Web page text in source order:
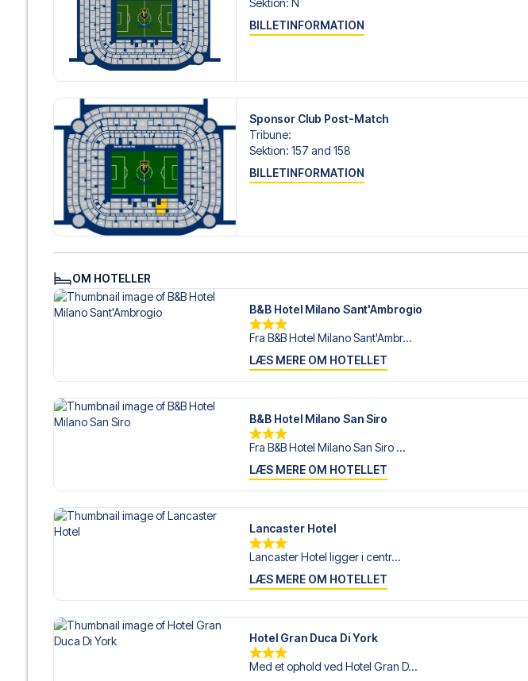
Sektion: N
BILLETINFORMATION
Sponsor Club Post-Match
Tribune:
Sektion: 157 and 158
BILLETINFORMATION
OM HOTELLER
B&B Hotel Milano Sant'Ambrogio
Fra B&B Hotel Milano Sant'Ambr...
LÆS MERE OM HOTELLET
B&B Hotel Milano San Siro
Fra B&B Hotel Milano San Siro ...
LÆS MERE OM HOTELLET
Lancaster Hotel
Lancaster Hotel ligger i centr...
LÆS MERE OM HOTELLET
Hotel Gran Duca Di York
Med et ophold ved Hotel Gran D...